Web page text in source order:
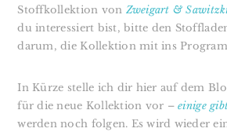
Stoffkollektion von Zweigart &
du interessiert bist, bitte den
darum, die Kollektion mit ins
In Kürze stelle ich dir hier auf dem
für die neue Kollektion vor –einige
werden noch folgen. Es wird wieder